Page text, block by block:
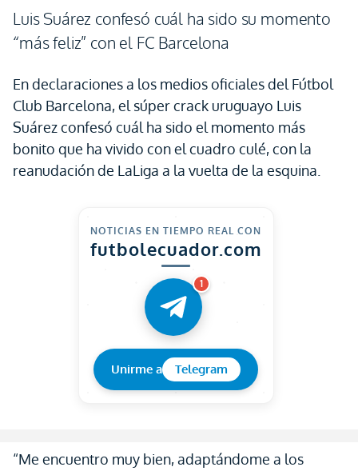
Luis Suárez confesó cuál ha sido su momento
“más feliz” con el FC Barcelona
En declaraciones a los medios oficiales del Fútbol
Club Barcelona, el súper crack uruguayo Luis
Suárez confesó cuál ha sido el momento más
bonito que ha vivido con el cuadro culé, con la
reanudación de LaLiga a la vuelta de la esquina.
NOTICIAS EN TIEMPO REAL CON
futbolecuador.com
1
Unirme a Telegram
“Me encuentro muy bien, adaptándome a los